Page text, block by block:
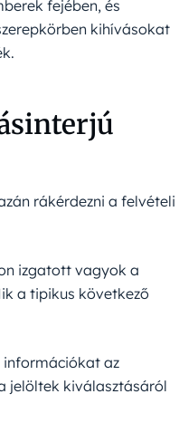
fejében, és
kihívásokat
rákérdezni a felvételi
izgatott vagyok a
a tipikus következő
információkat az
jelöltek kiválasztásáról